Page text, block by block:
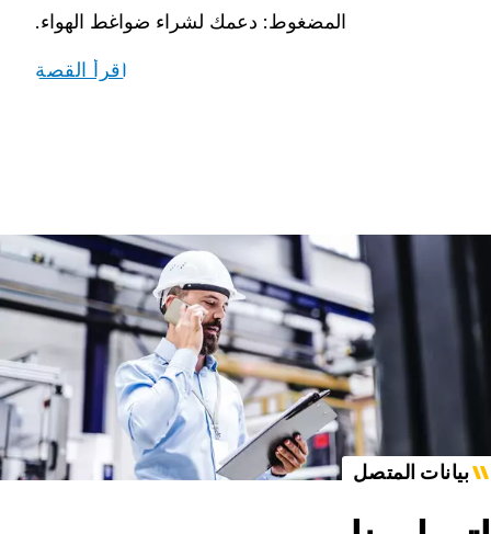
المضغوط: دعمك لشراء ضواغط الهواء.
اقرأ القصة
بيانات المتصل